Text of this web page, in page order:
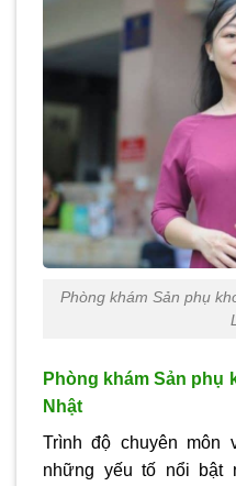
Phòng khám Sản phụ
Phòng khám Sản phụ
Nhật
Trình độ chuyên môn
những yếu tố nổi bật